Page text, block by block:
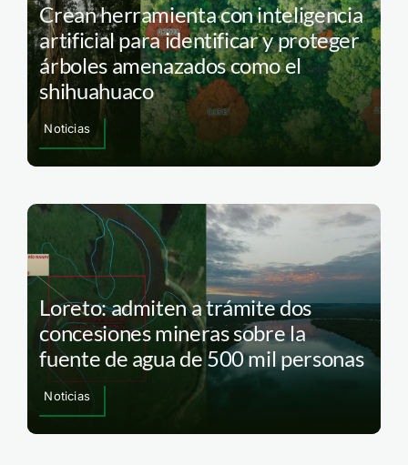
Crean herramienta con inteligencia
artificial para identificar y proteger
árboles amenazados como el
shihuahuaco
Noticias
Loreto: admiten a trámite dos
concesiones mineras sobre la
fuente de agua de 500 mil personas
Noticias